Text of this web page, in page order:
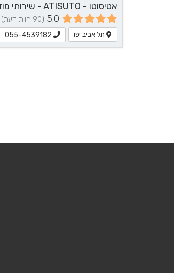
אטיסוטו - ATISUTO - שירותי מוזיקה
5.0 (90 חוות דעת)
תל אביב יפו 055-4539182